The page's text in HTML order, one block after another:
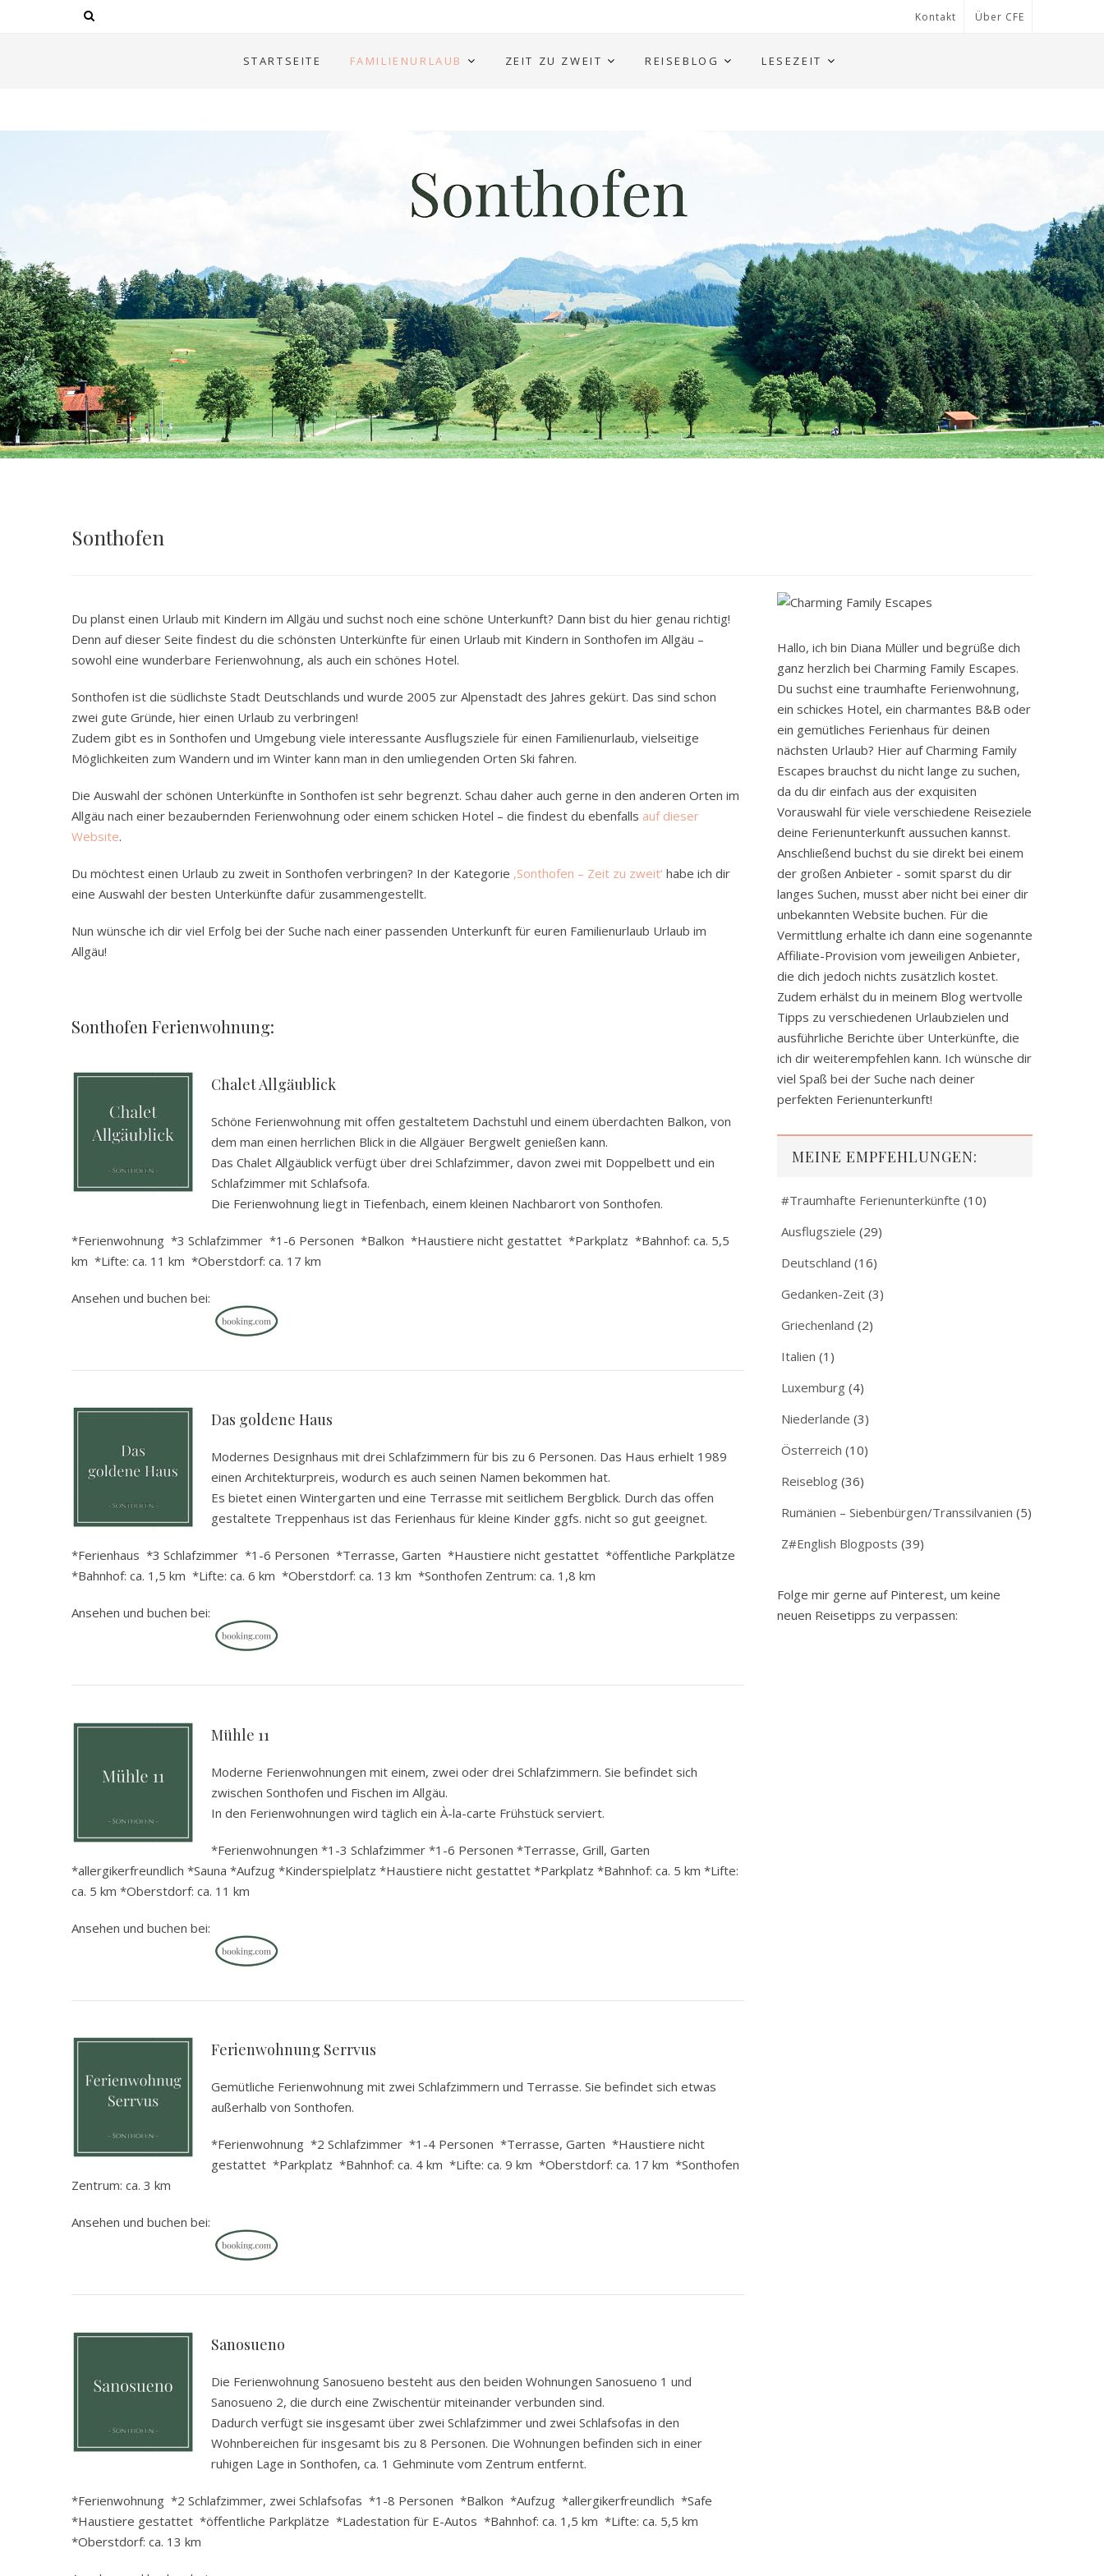
Kontakt Über CFE
STARTSEITE FAMILIENURLAUB ZEIT ZU ZWEIT REISEBLOG LESEZEIT
Sonthofen
Du planst einen Urlaub mit Kindern im Allgäu und suchst noch eine schöne Unterkunft? Dann bist du hier genau richtig!
Denn auf dieser Seite findest du die schönsten Unterkünfte für einen Urlaub mit Kindern in Sonthofen im Allgäu –
sowohl eine wunderbare Ferienwohnung, als auch ein schönes Hotel.
Sonthofen ist die südlichste Stadt Deutschlands und wurde 2005 zur Alpenstadt des Jahres gekürt. Das sind schon
zwei gute Gründe, hier einen Urlaub zu verbringen!
Zudem gibt es in Sonthofen und Umgebung viele interessante Ausflugsziele für einen Familienurlaub, vielseitige
Möglichkeiten zum Wandern und im Winter kann man in den umliegenden Orten Ski fahren.
Die Auswahl der schönen Unterkünfte in Sonthofen ist sehr begrenzt. Schau daher auch gerne in den anderen Orten im
Allgäu nach einer bezaubernden Ferienwohnung oder einem schicken Hotel – die findest du ebenfalls auf dieser
Website.
Du möchtest einen Urlaub zu zweit in Sonthofen verbringen? In der Kategorie ‚Sonthofen – Zeit zu zweit‘ habe ich dir
eine Auswahl der besten Unterkünfte dafür zusammengestellt.
Nun wünsche ich dir viel Erfolg bei der Suche nach einer passenden Unterkunft für euren Familienurlaub Urlaub im
Allgäu!
Sonthofen Ferienwohnung:
Chalet Allgäublick
Schöne Ferienwohnung mit offen gestaltetem Dachstuhl und einem überdachten Balkon, von
dem man einen herrlichen Blick in die Allgäuer Bergwelt genießen kann.
Das Chalet Allgäublick verfügt über drei Schlafzimmer, davon zwei mit Doppelbett und ein
Schlafzimmer mit Schlafsofa.
Die Ferienwohnung liegt in Tiefenbach, einem kleinen Nachbarort von Sonthofen.
*Ferienwohnung *3 Schlafzimmer *1-6 Personen *Balkon *Haustiere nicht gestattet *Parkplatz *Bahnhof: ca. 5,5
km *Lifte: ca. 11 km *Oberstdorf: ca. 17 km
Ansehen und buchen bei:
Das goldene Haus
Modernes Designhaus mit drei Schlafzimmern für bis zu 6 Personen. Das Haus erhielt 1989
einen Architekturpreis, wodurch es auch seinen Namen bekommen hat.
Es bietet einen Wintergarten und eine Terrasse mit seitlichem Bergblick. Durch das offen
gestaltete Treppenhaus ist das Ferienhaus für kleine Kinder ggfs. nicht so gut geeignet.
*Ferienhaus *3 Schlafzimmer *1-6 Personen *Terrasse, Garten *Haustiere nicht gestattet *öffentliche Parkplätze
*Bahnhof: ca. 1,5 km *Lifte: ca. 6 km *Oberstdorf: ca. 13 km *Sonthofen Zentrum: ca. 1,8 km
Ansehen und buchen bei:
Mühle 11
Moderne Ferienwohnungen mit einem, zwei oder drei Schlafzimmern. Sie befindet sich
zwischen Sonthofen und Fischen im Allgäu.
In den Ferienwohnungen wird täglich ein À-la-carte Frühstück serviert.
*Ferienwohnungen *1-3 Schlafzimmer *1-6 Personen *Terrasse, Grill, Garten
*allergikerfreundlich *Sauna *Aufzug *Kinderspielplatz *Haustiere nicht gestattet *Parkplatz *Bahnhof: ca. 5 km *Lifte:
ca. 5 km *Oberstdorf: ca. 11 km
Ansehen und buchen bei:
Ferienwohnung Serrvus
Gemütliche Ferienwohnung mit zwei Schlafzimmern und Terrasse. Sie befindet sich etwas
außerhalb von Sonthofen.
*Ferienwohnung *2 Schlafzimmer *1-4 Personen *Terrasse, Garten *Haustiere nicht
gestattet *Parkplatz *Bahnhof: ca. 4 km *Lifte: ca. 9 km *Oberstdorf: ca. 17 km *Sonthofen
Zentrum: ca. 3 km
Ansehen und buchen bei:
Sanosueno
Die Ferienwohnung Sanosueno besteht aus den beiden Wohnungen Sanosueno 1 und
Sanosueno 2, die durch eine Zwischentür miteinander verbunden sind.
Dadurch verfügt sie insgesamt über zwei Schlafzimmer und zwei Schlafsofas in den
Wohnbereichen für insgesamt bis zu 8 Personen. Die Wohnungen befinden sich in einer
ruhigen Lage in Sonthofen, ca. 1 Gehminute vom Zentrum entfernt.
*Ferienwohnung *2 Schlafzimmer, zwei Schlafsofas *1-8 Personen *Balkon *Aufzug *allergikerfreundlich *Safe
*Haustiere gestattet *öffentliche Parkplätze *Ladestation für E-Autos *Bahnhof: ca. 1,5 km *Lifte: ca. 5,5 km
*Oberstdorf: ca. 13 km
Hallo, ich bin Diana Müller und begrüße dich
ganz herzlich bei Charming Family Escapes.
Du suchst eine traumhafte Ferienwohnung,
ein schickes Hotel, ein charmantes B&B oder
ein gemütliches Ferienhaus für deinen
nächsten Urlaub? Hier auf Charming Family
Escapes brauchst du nicht lange zu suchen,
da du dir einfach aus der exquisiten
Vorauswahl für viele verschiedene Reiseziele
deine Ferienunterkunft aussuchen kannst.
Anschließend buchst du sie direkt bei einem
der großen Anbieter - somit sparst du dir
langes Suchen, musst aber nicht bei einer dir
unbekannten Website buchen. Für die
Vermittlung erhalte ich dann eine sogenannte
Affiliate-Provision vom jeweiligen Anbieter,
die dich jedoch nichts zusätzlich kostet.
Zudem erhälst du in meinem Blog wertvolle
Tipps zu verschiedenen Urlaubzielen und
ausführliche Berichte über Unterkünfte, die
ich dir weiterempfehlen kann. Ich wünsche dir
viel Spaß bei der Suche nach deiner
perfekten Ferienunterkunft!
MEINE EMPFEHLUNGEN:
#Traumhafte Ferienunterkünfte (10)
Ausflugsziele (29)
Deutschland (16)
Gedanken-Zeit (3)
Griechenland (2)
Italien (1)
Luxemburg (4)
Niederlande (3)
Österreich (10)
Reiseblog (36)
Rumänien – Siebenbürgen/Transsilvanien (5)
Z#English Blogposts (39)
Folge mir gerne auf Pinterest, um keine
neuen Reisetipps zu verpassen: